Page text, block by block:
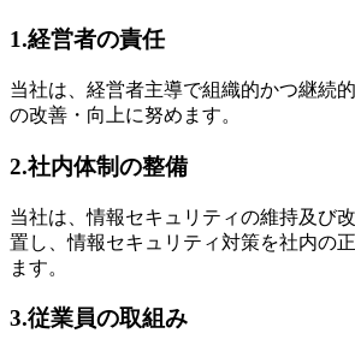
1.経営者の責任
当社は、経営者主導で組織的かつ継続
の改善・向上に努めます。
2.社内体制の整備
当社は、情報セキュリティの維持及び
置し、情報セキュリティ対策を社内の
ます。
3.従業員の取組み